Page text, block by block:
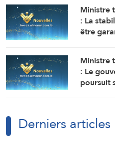
Ministre
: La
être
ont
Ministre
: Le
poursuit
Derniers articles